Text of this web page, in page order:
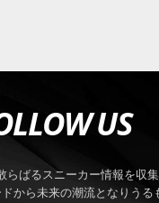
US
らばるスニーカー情報を収集
から未来の潮流となりうる